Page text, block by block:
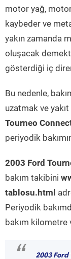
motor yağ,
kaybeder ve
yakın zamanda
oluşacak
gösterdiği iç
Bu nedenle,
uzatmak ve
Tourneo
periyodik
2003 Ford
bakım takibini
tablosu.html
Periyodik
bakım kilometre
2003 Ford